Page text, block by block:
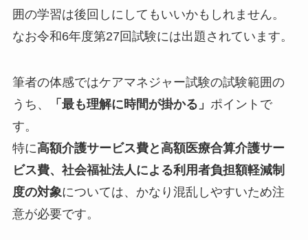
囲の学習は後回しにしてもいいかもしれません。
なお令和6年度第27回試験には出題されています。
筆者の体感ではケアマネジャー試験の試験範囲の
うち、
「最も理解に時間が掛かる」 ポイントで
す。
特に高額介護サービス費と高額医療合算介護サー
ビス費、社会福祉法人による利用者負担額軽減制
度の対象については、かなり混乱しやすいため注
意が必要です。